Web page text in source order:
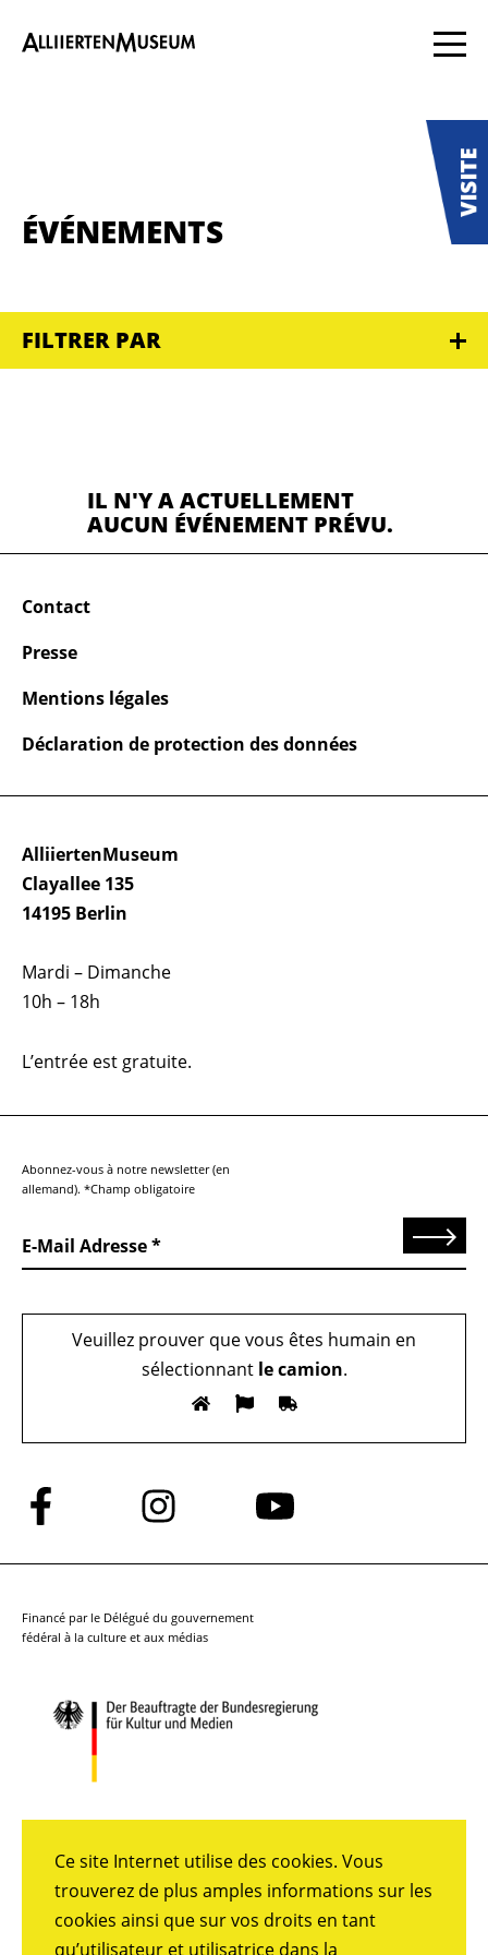
Ce site Internet utilise des cookies. Vous
trouverez de plus amples informations sur les
cookies ainsi que sur vos droits en tant
qu’utilisateur et utilisatrice dans la
ÉVÉNEMENTS
FILTRER PAR
IL N'Y A ACTUELLEMENT
AUCUN ÉVÉNEMENT PRÉVU.
AlliiertenMuseum
Clayallee 135
14195 Berlin
Mardi – Dimanche
10h – 18h
L’entrée est gratuite.
Contact
Presse
Mentions légales
Déclaration de protection des données
Abonnez-vous à notre newsletter (en
allemand). *Champ obligatoire
E-Mail Adresse Send
Veuillez prouver que vous êtes humain en
sélectionnantle camion.
Suivez-
nous
sur
Suivez-
nous
sur
Suivez-
sur
Financé par le Délégué du gouvernement
fédéral à la culture et aux médias